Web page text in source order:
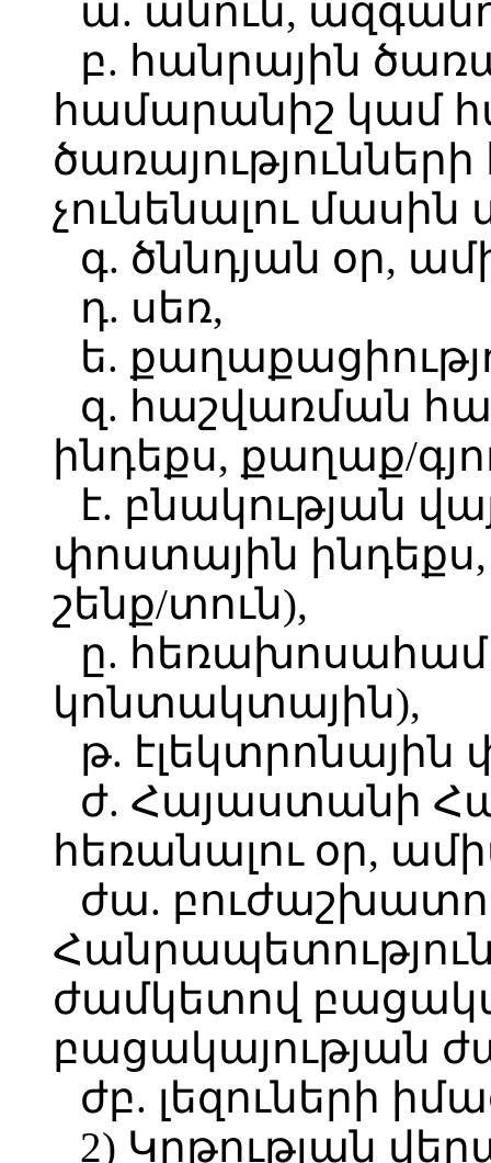
ա. անուն,
բ. հանրային
համարանիշ կամ
չունենալու
գ. ծննդյան օր,
դ. սեռ,
ե.
զ. հաշվառման
ինդեքս, քաղաք/
է. բնակության
փոստային
շենք/տուն),
ը.
կոնտակտային),
թ.
ժ. Հայաստանի
հեռանալու օր,
ժա.
ժամկետով
բացակայության
ժբ. լեզուների
2) Կրթության